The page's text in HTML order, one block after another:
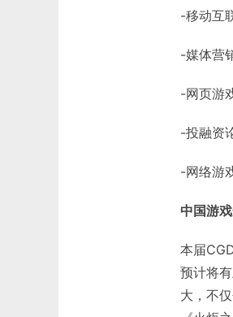
-移动互
-媒体营
-网页游
-投融资
-网络游
中国游
本届
预计将
大，不